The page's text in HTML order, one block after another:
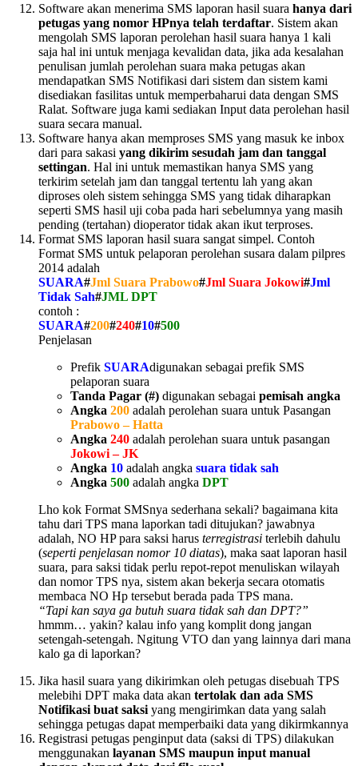
Software akan menerima SMS laporan hasil suara hanya dari
petugas yang nomor HPnya telah terdaftar. Sistem akan
mengolah SMS laporan perolehan hasil suara hanya 1 kali
saja hal ini untuk menjaga kevalidan data, jika ada kesalahan
penulisan jumlah perolehan suara maka petugas akan
mendapatkan SMS Notifikasi dari sistem dan sistem kami
disediakan fasilitas untuk memperbaharui data dengan SMS
Ralat. Software juga kami sediakan Input data perolehan hasil
suara secara manual.
Software hanya akan memproses SMS yang masuk ke inbox
dari para sakasi yang dikirim sesudah jam dan tanggal
settingan. Hal ini untuk memastikan hanya SMS yang
terkirim setelah jam dan tanggal tertentu lah yang akan
diproses oleh sistem sehingga SMS yang tidak diharapkan
seperti SMS hasil uji coba pada hari sebelumnya yang masih
pending (tertahan) dioperator tidak akan ikut terproses.
Format SMS laporan hasil suara sangat simpel. Contoh
Format SMS untuk pelaporan perolehan susara dalam pilpres
2014 adalah
SUARA#Jml Suara Prabowo#Jml Suara Jokowi#Jml
Tidak Sah#JML DPT
contoh :
SUARA#200#240#10#500
Penjelasan
Prefik SUARAdigunakan sebagai prefik SMS
pelaporan suara
Tanda Pagar (#) digunakan sebagai pemisah angka
Angka 200 adalah perolehan suara untuk Pasangan
Prabowo – Hatta
Angka 240 adalah perolehan suara untuk pasangan
Jokowi – JK
Angka 10 adalah angka suara tidak sah
Angka 500 adalah angka DPT
Lho kok Format SMSnya sederhana sekali? bagaimana kita
tahu dari TPS mana laporkan tadi ditujukan? jawabnya
adalah, NO HP para saksi harus terregistrasi terlebih dahulu
(seperti penjelasan nomor 10 diatas), maka saat laporan hasil
suara, para saksi tidak perlu repot-repot menuliskan wilayah
dan nomor TPS nya, sistem akan bekerja secara otomatis
membaca NO Hp tersebut berada pada TPS mana.
“Tapi kan saya ga butuh suara tidak sah dan DPT?”
hmmm… yakin? kalau info yang komplit dong jangan
setengah-setengah. Ngitung VTO dan yang lainnya dari mana
kalo ga di laporkan?
Jika hasil suara yang dikirimkan oleh petugas disebuah TPS
melebihi DPT maka data akan tertolak dan ada SMS
Notifikasi buat saksi yang mengirimkan data yang salah
sehingga petugas dapat memperbaiki data yang dikirmkannya
Registrasi petugas penginput data (saksi di TPS) dilakukan
menggunakan layanan SMS maupun input manual